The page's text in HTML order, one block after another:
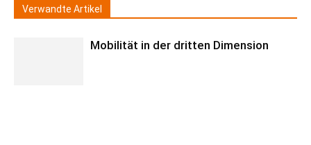
Verwandte Artikel
Mobilität in der dritten Dimension